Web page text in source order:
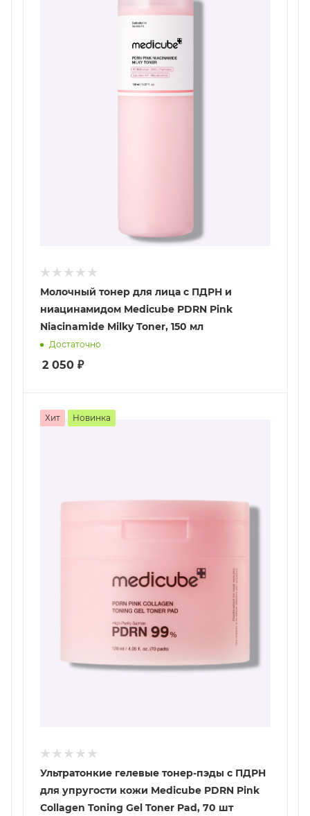
Молочный тонер для лица с ПДРН и
ниацинамидом Medicube PDRN Pink
Niacinamide Milky Toner, 150 мл
Достаточно
2 050 ₽
Хит Новинка
Ультратонкие гелевые тонер-пэды с ПДРН
для упругости кожи Medicube PDRN Pink
Collagen Toning Gel Toner Pad, 70 шт